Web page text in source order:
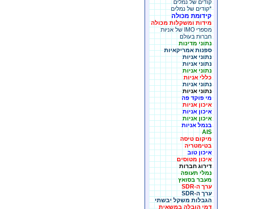
קודים של נמלים
*קודים של נמלים
קידומת מכולה
מידות ומשקלות מכולה
מספרי IMO של אניות
חברות בעולם
נתוני מדינות
ספנות אמריקאיות
נתוני אניות
נתוני אניות
נתוני אניות
כללי אניות
נתוני אניות
נתוני אניות
מי פוקד פה
איכון אניות
איכון אניות
איכון אניות
בנמל אניות
AIS
מיקום טיסה
בטימטריה
איכון טוב
איכון מטוסים
דירוג חברות
נמלי תעופה
מעבר בסואץ
ערך ה-SDR
ערך ה-SDR
הגבלות משקל יבשתי
דמי הובלה במשאית